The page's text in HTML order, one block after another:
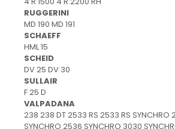
RUGGERINI
MD 190 MD 191
SCHAEFF
HML 15
SCHEID
DV 25 DV 30
SULLAIR
F 25 D
VALPADANA
238 238 DT 2533 RS 2533 RS SYNCHRO
SYNCHRO 2536 SYNCHRO 3030